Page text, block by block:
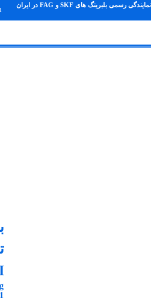
نمایندگی رسمی بلبرینگ های SKF و FAG در ایران